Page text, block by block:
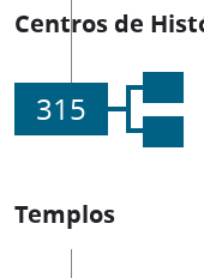
Centros de
315
Templos